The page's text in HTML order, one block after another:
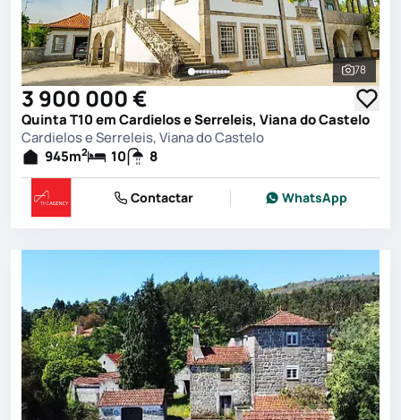
Ver
78
3 900 000 €
Quinta T10 em Cardielos e Serreleis, Viana do Castelo
Cardielos e Serreleis, Viana do Castelo
945m2 10 8
Contactar WhatsApp